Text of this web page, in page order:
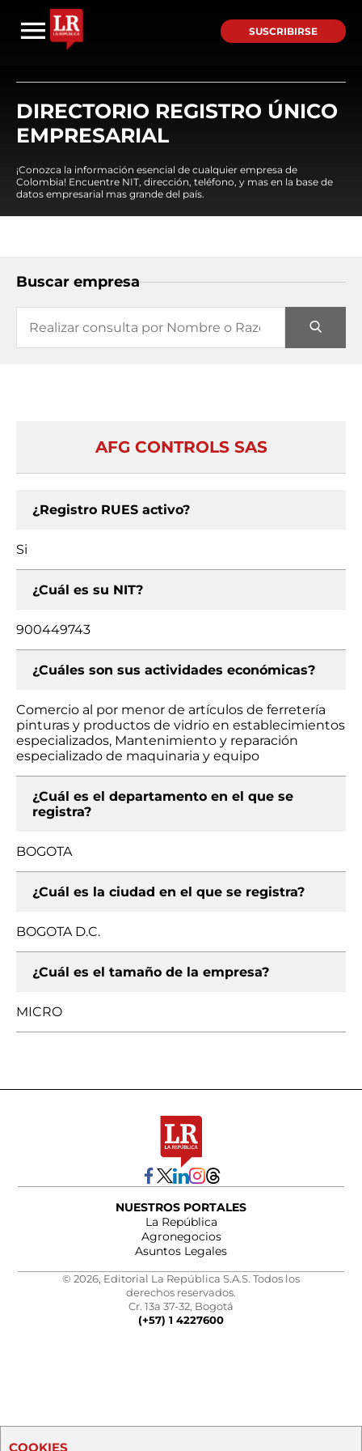
SUSCRIBIRSE
DIRECTORIO REGISTRO ÚNICO
EMPRESARIAL
¡Conozca la información esencial de cualquier empresa de
Colombia! Encuentre NIT, dirección, teléfono, y mas en la base de
datos empresarial mas grande del país.
Buscar empresa
AFG CONTROLS SAS
¿Registro RUES activo?
Si
¿Cuál es su NIT?
900449743
¿Cuáles son sus actividades económicas?
Comercio al por menor de artículos de ferretería
pinturas y productos de vidrio en establecimientos
especializados, Mantenimiento y reparación
especializado de maquinaria y equipo
¿Cuál es el departamento en el que se
registra?
BOGOTA
¿Cuál es la ciudad en el que se registra?
BOGOTA D.C.
¿Cuál es el tamaño de la empresa?
MICRO
NUESTROS PORTALES
La República
Agronegocios
Asuntos Legales
© 2026, Editorial La República S.A.S. Todos los
derechos reservados.
Cr. 13a 37-32, Bogotá
(+57) 1 4227600
COOKIES